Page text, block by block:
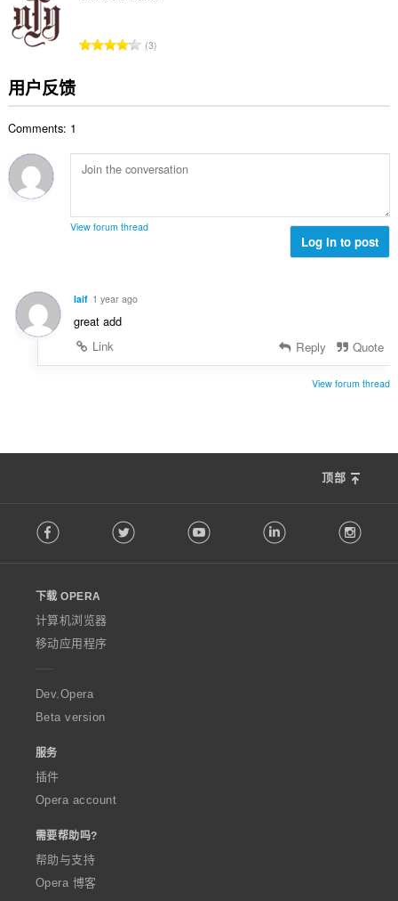
：
总
3
用户反馈
Comments: 1
View forum thread
Log in to post
Iaif 1 year ago
great add
Link
Reply Quote
View forum thread
顶部
o
w
O
p
e
a
Facebook Twitter Youtube LinkedIn
下载 OPERA
计算机浏览器
移动应用程序
Dev.Opera
Beta version
服务
插件
Opera account
需要帮助吗?
帮助与支持
Opera 博客